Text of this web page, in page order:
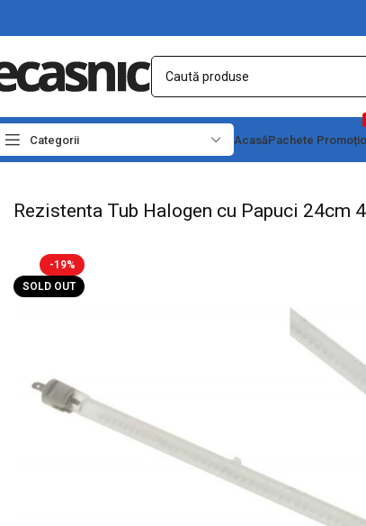
Categorii AcasăPachete
Prima pagină Casă Rezistente Electrice Rezistente de Halogen si
Rezistenta Tub Halogen cu Papuci 24cm
-19%
SOLD OUT